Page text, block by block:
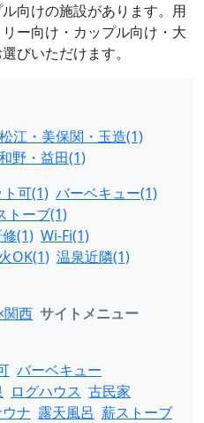
向けの施設があります。用
ー向け・カップル向け・大
びいただけます。
松江・美保関・玉造(1)
野・益田(1)
可(1) バーベキュー(1)
トーブ(1)
(1) Wi-Fi(1)
OK(1) 温泉近隣(1)
関西 サイトメニュー
バーベキュー
ログハウス 古民家
ナ 露天風呂 薪ストーブ